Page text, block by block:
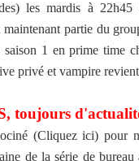
les mardis à 22h45
partie du
1 en prime time
privé et vampire
toujours
(Cliquez ici) pour
de la série de